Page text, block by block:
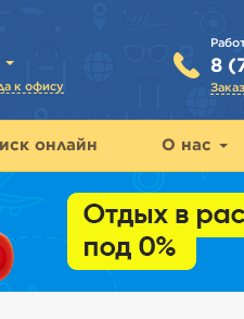
8
к офису
онлайн О нас